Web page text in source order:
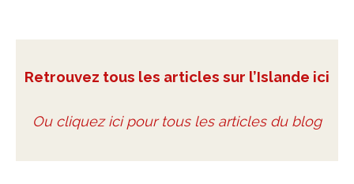
Retrouvez tous les articles sur l’Islande ici
Ou cliquez ici pour tous les articles du blog